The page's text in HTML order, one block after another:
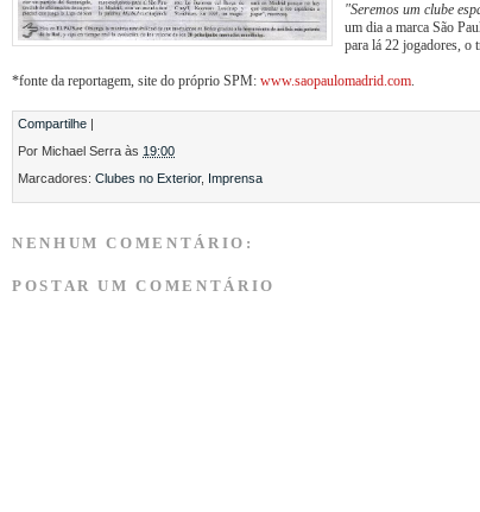
"Seremos um clube
um dia a marca São
para lá 22 jogadores, o
*fonte da reportagem, site do próprio SPM: www.saopaulomadrid.com.
Compartilhe |
Por Michael Serra às 19:00
Marcadores: Clubes no Exterior, Imprensa
NENHUM COMENTÁRIO:
POSTAR UM COMENTÁRIO